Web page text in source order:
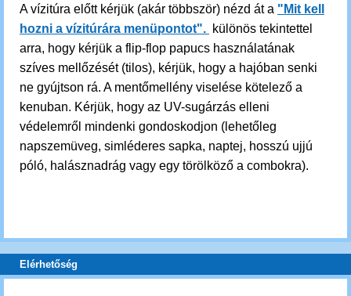
A vízitúra előtt kérjük (akár többször) nézd át a "Mit kell
hozni a vízitúrára menüpontot". különös tekintettel
arra, hogy kérjük a flip-flop papucs használatának
szíves mellőzését (tilos), kérjük, hogy a hajóban senki
ne gyújtson rá. A mentőmellény viselése kötelező a
kenuban. Kérjük, hogy az UV-sugárzás elleni
védelemről mindenki gondoskodjon (lehetőleg
napszemüveg, simléderes sapka, naptej, hosszú ujjú
póló, halásznadrág vagy egy törölköző a combokra).
Elérhetőség